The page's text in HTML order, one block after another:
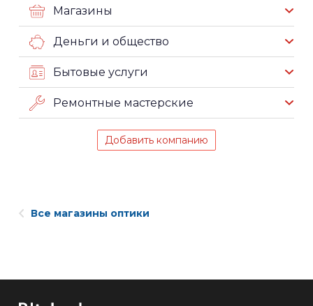
Магазины
Деньги и общество
Бытовые услуги
Ремонтные мастерские
Добавить компанию
Все магазины оптики